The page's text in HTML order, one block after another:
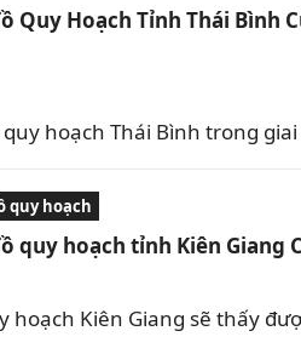
Quy Hoạch Tỉnh Thái Bình
hoạch Thái Bình trong
quy hoạch
quy hoạch tỉnh Kiên Giang
hoạch Kiên Giang sẽ thấy